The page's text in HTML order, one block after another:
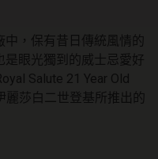
，保有昔日傳統風情的
是眼光獨到的威士忌愛好
Salute 21 Year Old
莎白二世登基所推出的